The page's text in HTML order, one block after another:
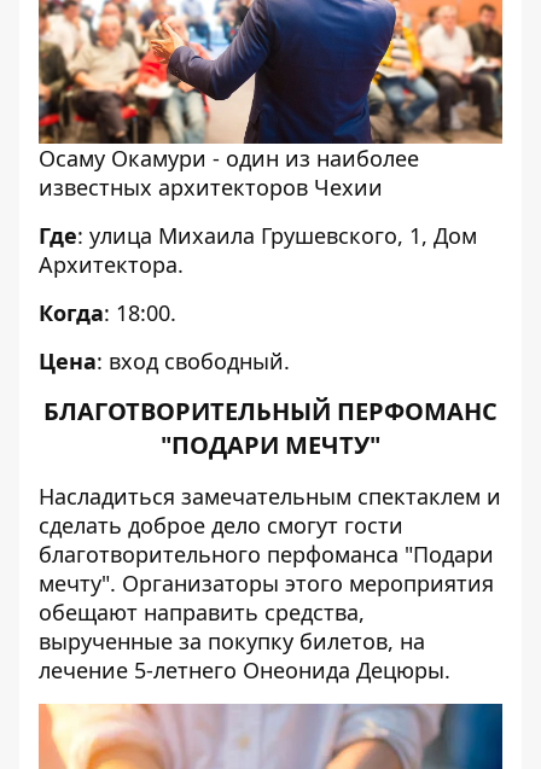
Осаму Окамури - один из наиболее
известных архитекторов Чехии
Где: улица Михаила Грушевского, 1, Дом
Архитектора.
Когда: 18:00.
Цена: вход свободный.
БЛАГОТВОРИТЕЛЬНЫЙ ПЕРФОМАНС
"ПОДАРИ МЕЧТУ"
Насладиться замечательным спектаклем и
сделать доброе дело смогут гости
благотворительного перфоманса "Подари
мечту". Организаторы этого мероприятия
обещают направить средства,
вырученные за покупку билетов, на
лечение 5-летнего Онеонида Децюры.